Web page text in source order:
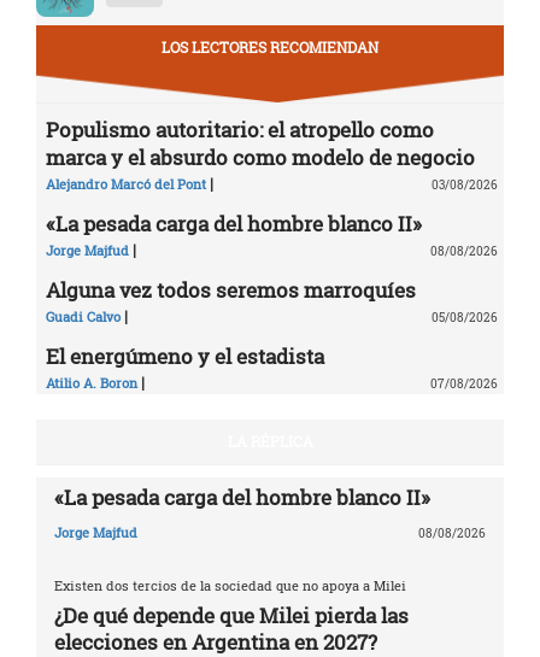
LOS LECTORES RECOMIENDAN
Populismo autoritario: el atropello como
marca y el absurdo como modelo de negocio
Alejandro Marcó del Pont | 03/08/2026
«La pesada carga del hombre blanco II»
Jorge Majfud | 08/08/2026
Alguna vez todos seremos marroquíes
Guadi Calvo | 05/08/2026
El energúmeno y el estadista
Atilio A. Boron | 07/08/2026
«La pesada carga del hombre blanco II»
Jorge Majfud 08/08/2026
Existen dos tercios de la sociedad que no apoya a Milei
¿De qué depende que Milei pierda las
elecciones en Argentina en 2027?